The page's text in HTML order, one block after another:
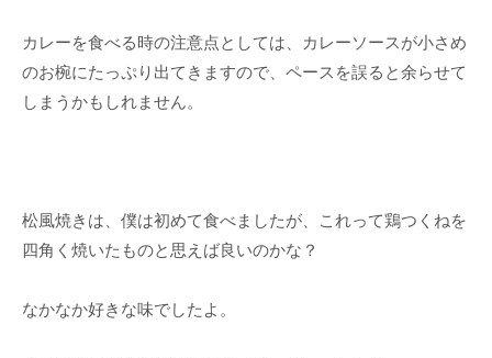
カレーを食べる時の注意点としては、カレーソースが小さめ
のお椀にたっぷり出てきますので、ペースを誤ると余らせて
しまうかもしれません。
松風焼きは、僕は初めて食べましたが、これって鶏つくねを
四角く焼いたものと思えば良いのかな？
なかなか好きな味でしたよ。